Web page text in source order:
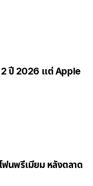
2 ปี 2026 แต่ Apple
นพรีเมียม หลังตลาด